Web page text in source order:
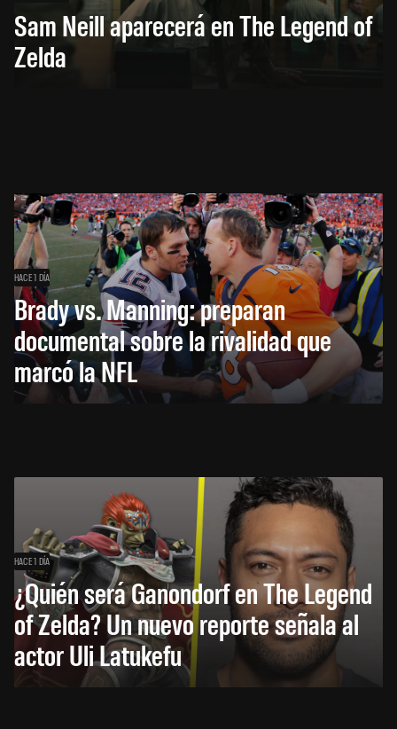
Sam Neill aparecerá en The Legend of
Zelda
HACE 1 DÍA
Brady vs. Manning: preparan
documental sobre la rivalidad que
marcó la NFL
HACE 1 DÍA
¿Quién será Ganondorf en The Legend
of Zelda? Un nuevo reporte señala al
actor Uli Latukefu